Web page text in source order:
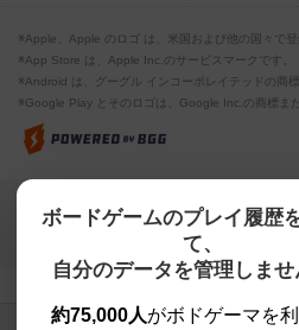
※Apple、Apple のロゴ は、米国および他の国々で
※App Store は、Apple Inc.のサービスマークです。
※Android は、グーグル インコーポレイテッドの商
※Google Play とそのロゴは、Google Inc.の商標ま
ボードゲームのプレイ履歴
て、
自分のデータを管理しませ
約75,000人がボドゲーマを利
Copyright (c)
【ボドゲーマ】ボードゲーム